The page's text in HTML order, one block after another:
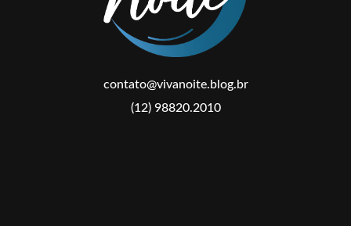
contato@vivanoite.blog.br
(12) 98820.2010